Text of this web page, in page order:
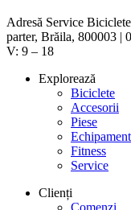
Adresă Service
parter, Brăila, 800003 |
V: 9 – 18
Explorează
Biciclete
Accesorii
Piese
Fitness
Service
Clienți
Comenzi